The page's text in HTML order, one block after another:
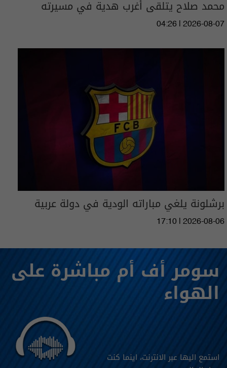
محمد صلاح يتلقى أغرب هدية في مسيرته
04:26 | 2026-08-07
برشلونة يلغي مباراته الودية في دولة عربية
17:10 | 2026-08-06
سومر أف أم مباشرة على
الهواء
استمع اليها عبر الانترنت، اينما كنت